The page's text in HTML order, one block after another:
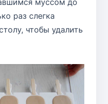
раз слегка
чтобы удалить